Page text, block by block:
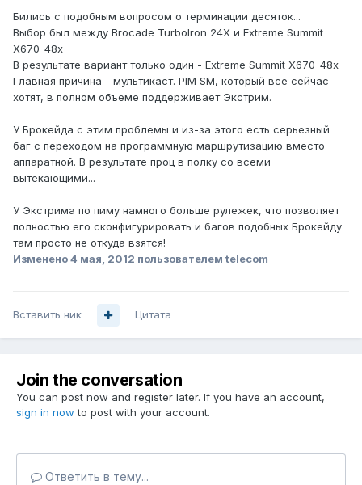
Бились с подобным вопросом о терминации десяток...
Выбор был между Brocade TurboIron 24X и Extreme Summit
X670-48x
В результате вариант только один - Extreme Summit X670-48x
Главная причина - мультикаст. PIM SM, который все сейчас
хотят, в полном объеме поддерживает Экстрим.
У Брокейда с этим проблемы и из-за этого есть серьезный
баг с переходом на программную маршрутизацию вместо
аппаратной. В результате проц в полку со всеми
вытекающими...
У Экстрима по пиму намного больше рулежек, что позволяет
полностью его сконфигурировать и багов подобных Брокейду
там просто не откуда взятся!
Изменено4 мая, 2012 пользователем telecom
Вставить ник Цитата
Join the conversation
You can post now and register later. If you have an account,
sign in now to post with your account.
Ответить в тему...